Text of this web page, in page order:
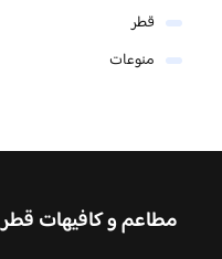
قطر
منوعات
مطاعم و كافيهات قطر